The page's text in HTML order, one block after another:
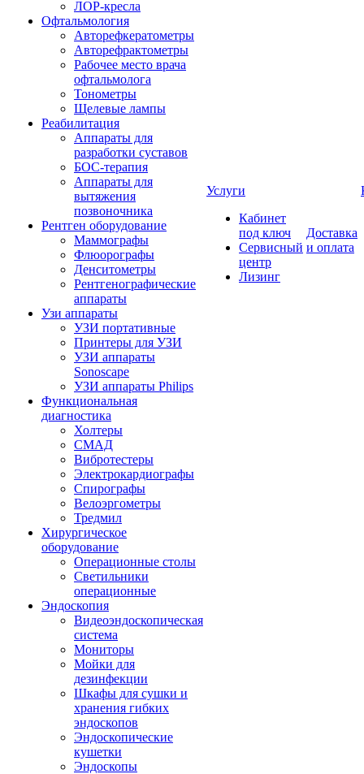
ЛОР-кресла
Офтальмология
Авторефкератометры
Авторефрактометры
Рабочее место врача
офтальмолога
Тонометры
Щелевые лампы
Реабилитация
Аппараты для
разработки суставов
БОС-терапия
Аппараты для
вытяжения
позвоночника
Рентген оборудование
Маммографы
Флюорографы
Денситометры
Рентгенографические
аппараты
Узи аппараты
УЗИ портативные
Принтеры для УЗИ
УЗИ аппараты
Sonoscape
УЗИ аппараты Philips
Функциональная
диагностика
Холтеры
СМАД
Вибротестеры
Электрокардиографы
Спирографы
Велоэргометры
Тредмил
Хирургическое
оборудование
Операционные столы
Светильники
операционные
Эндоскопия
Видеоэндоскопическая
система
Мониторы
Мойки для
дезинфекции
Шкафы для сушки и
хранения гибких
эндоскопов
Эндоскопические
кушетки
Эндоскопы
Услуги
Кабинет
под ключ
Сервисный
центр
Лизинг
Доставка
и оплата